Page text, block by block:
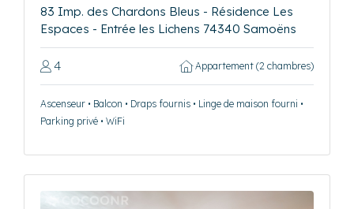
83 Imp. des Chardons Bleus - Résidence Les
Espaces - Entrée les Lichens 74340 Samoëns
4 Appartement (2 chambres)
Ascenseur • Balcon • Draps fournis • Linge de maison fourni •
Parking privé • WiFi